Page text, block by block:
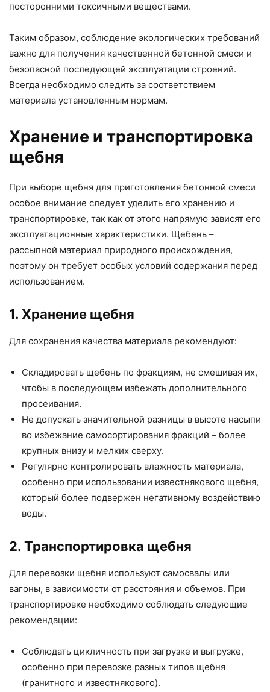
посторонними токсичными веществами.
Таким образом, соблюдение экологических требований
важно для получения качественной бетонной смеси и
безопасной последующей эксплуатации строений.
Всегда необходимо следить за соответствием
материала установленным нормам.
Хранение и транспортировка
щебня
При выборе щебня для приготовления бетонной смеси
особое внимание следует уделить его хранению и
транспортировке, так как от этого напрямую зависят его
эксплуатационные характеристики. Щебень –
рассыпной материал природного происхождения,
поэтому он требует особых условий содержания перед
использованием.
1. Хранение щебня
Для сохранения качества материала рекомендуют:
Складировать щебень по фракциям, не смешивая их,
чтобы в последующем избежать дополнительного
просеивания.
Не допускать значительной разницы в высоте насыпи
во избежание самосортирования фракций – более
крупных внизу и мелких сверху.
Регулярно контролировать влажность материала,
особенно при использовании известнякового щебня,
который более подвержен негативному воздействию
воды.
2. Транспортировка щебня
Для перевозки щебня используют самосвалы или
вагоны, в зависимости от расстояния и объемов. При
транспортировке необходимо соблюдать следующие
рекомендации:
Соблюдать цикличность при загрузке и выгрузке,
особенно при перевозке разных типов щебня
(гранитного и известнякового).